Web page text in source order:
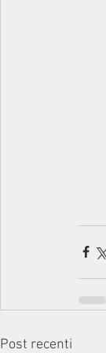
Post recenti